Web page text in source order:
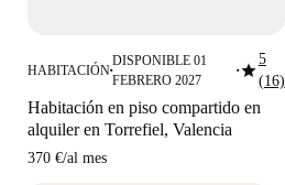
HABITACIÓN■
DISPONIBLE 01
FEBRERO 2027
■star5
(16)
Habitación en piso compartido en
alquiler en Torrefiel, Valencia
370 €/al mes